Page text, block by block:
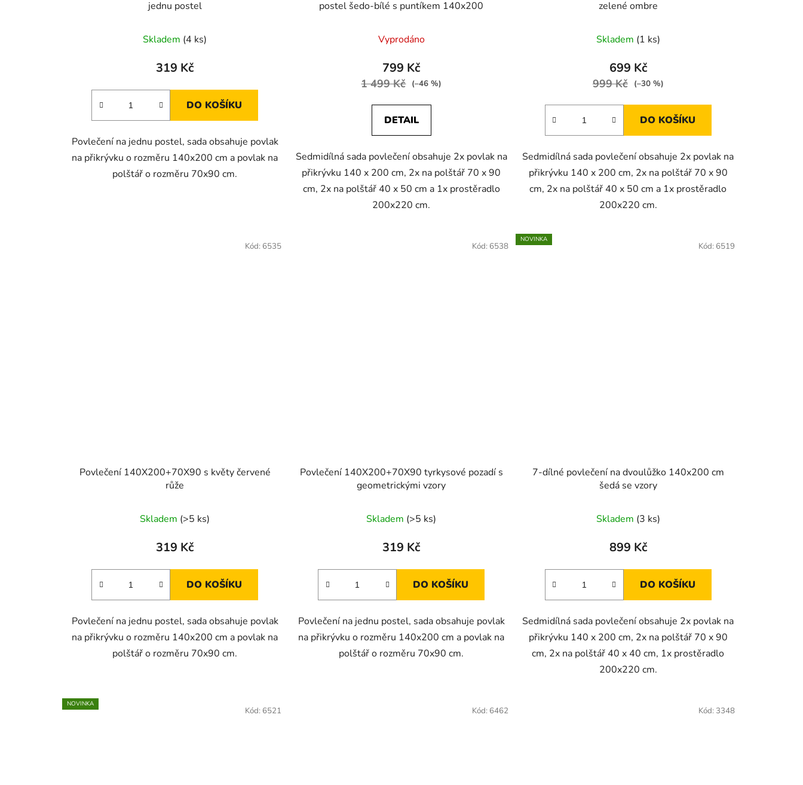
jednu postel
Skladem (4 ks)
319 Kč
DO KOŠÍKU
Povlečení na jednu postel, sada obsahuje povlak
na přikrývku o rozměru 140x200 cm a povlak na
polštář o rozměru 70x90 cm.
postel šedo-bílé s puntíkem 140x200
Vyprodáno
799 Kč
1 499 Kč (–46 %)
DETAIL
Sedmidílná sada povlečení obsahuje 2x povlak na
přikrývku 140 x 200 cm, 2x na polštář 70 x 90
cm, 2x na polštář 40 x 50 cm a 1x prostěradlo
200x220 cm.
zelené ombre
Skladem (1 ks)
699 Kč
999 Kč (–30 %)
DO KOŠÍKU
Sedmidílná sada povlečení obsahuje 2x povlak na
přikrývku 140 x 200 cm, 2x na polštář 70 x 90
cm, 2x na polštář 40 x 50 cm a 1x prostěradlo
200x220 cm.
Povlečení 140X200+70X90 s květy červené
růže
Skladem (>5 ks)
319 Kč
DO KOŠÍKU
Povlečení na jednu postel, sada obsahuje povlak
na přikrývku o rozměru 140x200 cm a povlak na
polštář o rozměru 70x90 cm.
Kód: 6535
Povlečení 140X200+70X90 tyrkysové pozadí s
geometrickými vzory
Skladem (>5 ks)
319 Kč
DO KOŠÍKU
Povlečení na jednu postel, sada obsahuje povlak
na přikrývku o rozměru 140x200 cm a povlak na
polštář o rozměru 70x90 cm.
Kód: 6538
NOVINKA
7-dílné povlečení na dvoulůžko 140x200 cm
šedá se vzory
Skladem (3 ks)
899 Kč
DO KOŠÍKU
Sedmidílná sada povlečení obsahuje 2x povlak na
přikrývku 140 x 200 cm, 2x na polštář 70 x 90
cm, 2x na polštář 40 x 40 cm, 1x prostěradlo
200x220 cm.
Kód: 6519
NOVINKA
Kód: 6521 Kód: 6462 Kód: 3348